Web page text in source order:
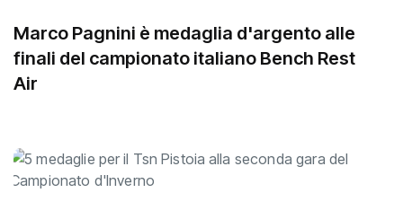
Marco Pagnini è medaglia d'argento alle
finali del campionato italiano Bench Rest
Air